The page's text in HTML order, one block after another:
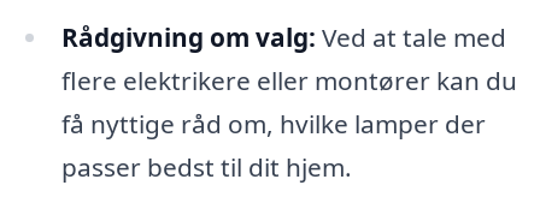
Rådgivning om valg: Ved at tale med
flere elektrikere eller montører kan du
få nyttige råd om, hvilke lamper der
passer bedst til dit hjem.